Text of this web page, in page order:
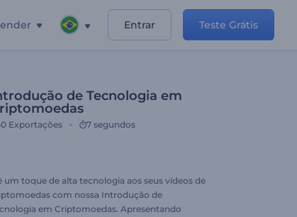
Entrar Teste Grátis
de Tecnologia em
Exportações 7 segundos
um toque de alta tecnologia aos seus vídeos de
com nossa Introdução de
em Criptomoedas. Apresentando